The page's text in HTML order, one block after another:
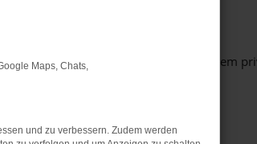
in einem anderen Browser oder in einem
Maps, Chats,
und zu verbessern. Zudem werden